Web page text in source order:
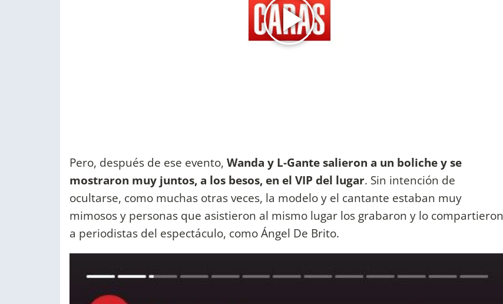
Pero, después de ese evento, Wanda y L-Gante salieron a un boliche y se
mostraron muy juntos, a los besos, en el VIP del lugar. Sin intención de
ocultarse, como muchas otras veces, la modelo y el cantante estaban muy
mimosos y personas que asistieron al mismo lugar los grabaron y lo compartieron
a periodistas del espectáculo, como Ángel De Brito.